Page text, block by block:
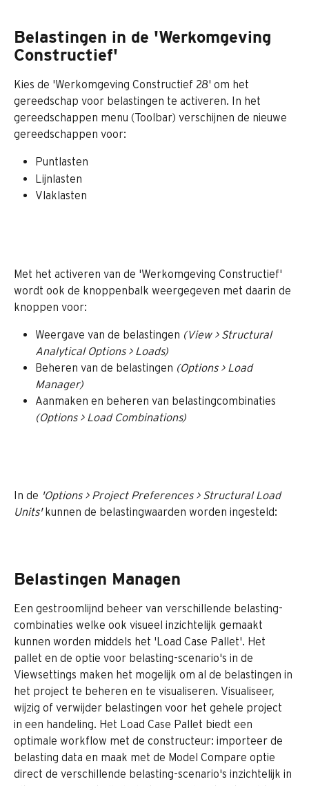
Belastingen in de 'Werkomgeving
Constructief'
Kies de 'Werkomgeving Constructief 28' om het
gereedschap voor belastingen te activeren. In het
gereedschappen menu (Toolbar) verschijnen de nieuwe
gereedschappen voor:
Puntlasten
Lijnlasten
Vlaklasten
Met het activeren van de 'Werkomgeving Constructief'
wordt ook de knoppenbalk weergegeven met daarin de
knoppen voor:
Weergave van de belastingen (View > Structural
Analytical Options > Loads)
Beheren van de belastingen (Options > Load
Manager)
Aanmaken en beheren van belastingcombinaties
(Options > Load Combinations)
In de 'Options > Project Preferences > Structural Load
Units' kunnen de belastingwaarden worden ingesteld:
Belastingen Managen
Een gestroomlijnd beheer van verschillende belasting-
combinaties welke ook visueel inzichtelijk gemaakt
kunnen worden middels het 'Load Case Pallet'. Het
pallet en de optie voor belasting-scenario's in de
Viewsettings maken het mogelijk om al de belastingen in
het project te beheren en te visualiseren. Visualiseer,
wijzig of verwijder belastingen voor het gehele project
in een handeling. Het Load Case Pallet biedt een
optimale workflow met de constructeur: importeer de
belasting data en maak met de Model Compare optie
direct de verschillende belasting-scenario's inzichtelijk in